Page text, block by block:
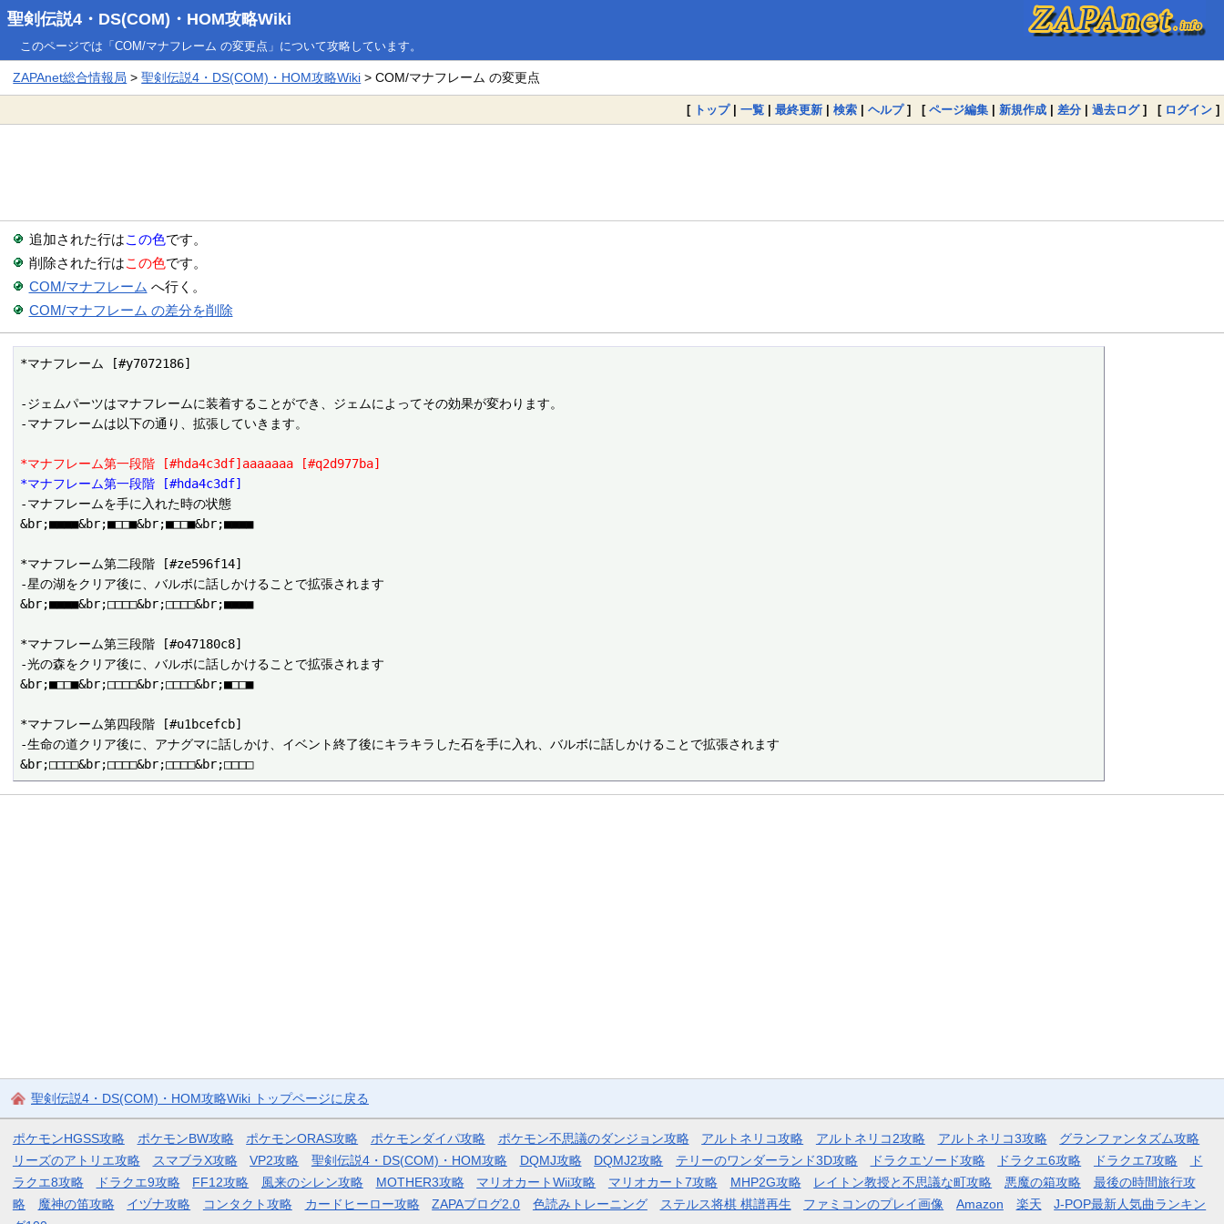
聖剣伝説4・DS(COM)・HOM攻略Wiki
このページでは「COM/マナフレーム の変更点」について攻略しています。
ZAPAnet総合情報局 >聖剣伝説4・DS(COM)・HOM攻略Wiki > COM/マナフレーム の変更点
[ トップ| 一覧 | 最終更新 | 検索 | ヘルプ] [ ページ編集 | 新規作成 | 差分 | 過去ログ] [ ログイン ]
追加された行はこの色です。
削除された行はこの色です。
COM/マナフレーム へ行く。
COM/マナフレーム の差分を削除
*マナフレーム [#y7072186]
-ジェムパーツはマナフレームに装着することができ、ジェムによってその効果が変わります。
-マナフレームは以下の通り、拡張していきます。
*マナフレーム第一段階 [#hda4c3df]aaaaaaa [#q2d977ba]
*マナフレーム第一段階 [#hda4c3df]
-マナフレームを手に入れた時の状態
&br;■■■■&br;■□□■&br;■□□■&br;■■■■
*マナフレーム第二段階 [#ze596f14]
-星の湖をクリア後に、バルボに話しかけることで拡張されます
&br;■■■■&br;□□□□&br;□□□□&br;■■■■
*マナフレーム第三段階 [#o47180c8]
-光の森をクリア後に、バルボに話しかけることで拡張されます
&br;■□□■&br;□□□□&br;□□□□&br;■□□■
*マナフレーム第四段階 [#u1bcefcb]
-生命の道クリア後に、アナグマに話しかけ、イベント終了後にキラキラした石を手に入れ、バルボに話しかけることで拡張されます
&br;□□□□&br;□□□□&br;□□□□&br;□□□□
聖剣伝説4・DS(COM)・HOM攻略Wiki トップページに戻る
ポケモンHGSS攻略 ポケモンBW攻略 ポケモンORAS攻略 ポケモンダイパ攻略 ポケモン不思議のダンジョン攻略 アルトネリコ攻略 アルトネリコ2攻略 アルトネリコ3攻略
グランファンタズム攻略
リーズのアトリエ攻略
スマブラX攻略 VP2攻略 聖剣伝説4・DS(COM)・HOM攻略 DQMJ攻略 DQMJ2攻略 テリーのワンダーランド3D攻略 ドラクエソード攻略 ドラクエ6攻略 ドラクエ7攻略
ド
ラクエ8攻略
ドラクエ9攻略 FF12攻略 風来のシレン攻略 MOTHER3攻略 マリオカートWii攻略 マリオカート7攻略 MHP2G攻略 レイトン教授と不思議な町攻略 悪魔の箱攻略
最後の時間旅行攻
略
魔神の笛攻略 イヅナ攻略 コンタクト攻略 カードヒーロー攻略 ZAPAブログ2.0 色読みトレーニング ステルス将棋 棋譜再生 ファミコンのプレイ画像 Amazon 楽天
J-POP最新人気曲ランキン